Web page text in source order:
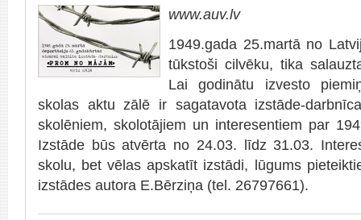
www.auv.lv
1949.gada 25.martā no
tūkstoši cilvēku, tika
Lai godinātu izvesto
skolas aktu zālē ir sagatavota izstāde-
skolēniem, skolotājiem un interesentiem par
Izstāde būs atvērta no 24.03. līdz 31.03.
skolu, bet vēlas apskatīt izstādi, lūgums
izstādes autora E.Bērziņa (tel. 26797661).